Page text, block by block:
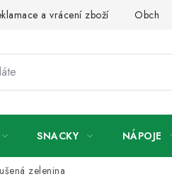
a vrácení zboží
SNACKY NÁPOJE
zelenina